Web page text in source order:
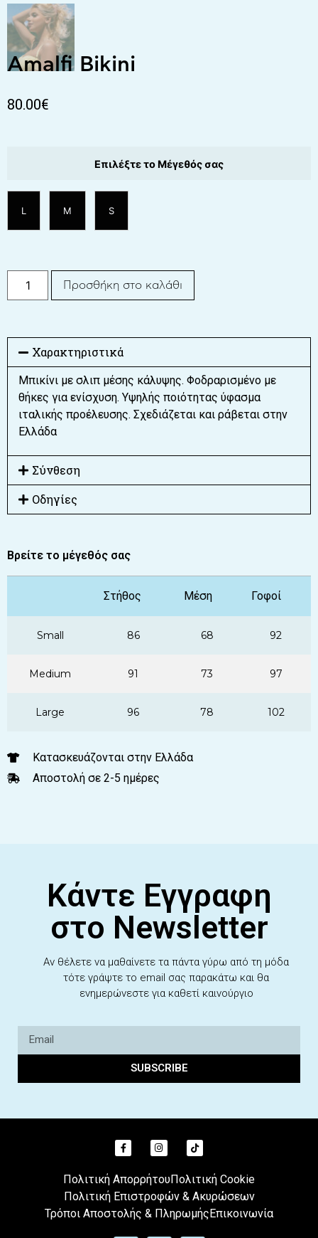
Amalfi Bikini
80.00€
Επιλέξτε το Μέγεθός σας
L M S
Προσθήκη στο καλάθι
Χαρακτηριστικά
Μπικίνι με σλιπ μέσης κάλυψης. Φοδραρισμένο με
θήκες για ενίσχυση. Υψηλής ποιότητας ύφασμα
ιταλικής προέλευσης. Σχεδιάζεται και ράβεται στην
Ελλάδα
Σύνθεση
Οδηγίες
Βρείτε το μέγεθός σας
Στήθος Μέση Γοφοί
Small 86 68 92
Medium 91 73 97
Large 96 78 102
Κατασκευάζονται στην Ελλάδα
Αποστολή σε 2-5 ημέρες
Κάντε Εγγραφη
στο Newsletter
Αν θέλετε να μαθαίνετε τα πάντα γύρω από τη μόδα
τότε γράψτε το email σας παρακάτω και θα
ενημερώνεστε για καθετί καινούργιο
SUBSCRIBE
Πολιτική ΑπορρήτουΠολιτική Cookie
Πολιτική Επιστροφών & Ακυρώσεων
Τρόποι Αποστολής & ΠληρωμήςΕπικοινωνία